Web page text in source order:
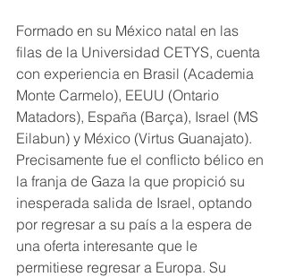
Formado en su México natal en las
filas de la Universidad CETYS, cuenta
con experiencia en Brasil (Academia
Monte Carmelo), EEUU (Ontario
Matadors), España (Barça), Israel (MS
Eilabun) y México (Virtus Guanajato).
Precisamente fue el conflicto bélico en
la franja de Gaza la que propició su
inesperada salida de Israel, optando
por regresar a su país a la espera de
una oferta interesante que le
permitiese regresar a Europa. Su